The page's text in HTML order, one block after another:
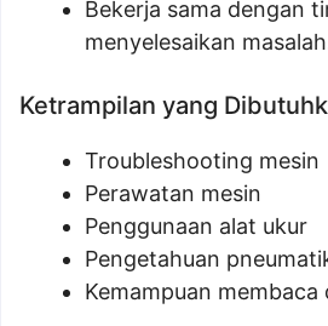
Bekerja sama dengan
menyelesaikan
Ketrampilan yang
Troubleshooting mesin
Perawatan mesin
Penggunaan alat ukur
Pengetahuan
Kemampuan